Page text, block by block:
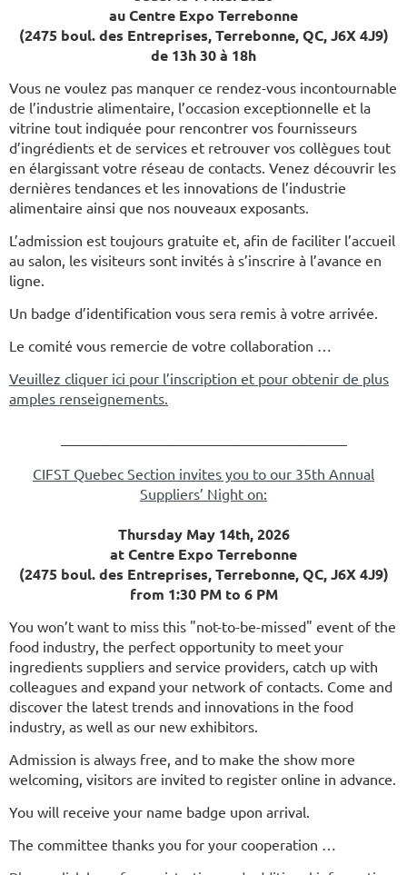
au Centre Expo Terrebonne
(2475 boul. des Entreprises, Terrebonne, QC, J6X 4J9)
de 13h 30 à 18h
Vous ne voulez pas manquer ce rendez-vous incontournable
de l’industrie alimentaire, l’occasion exceptionnelle et la
vitrine tout indiquée pour rencontrer vos fournisseurs
d’ingrédients et de services et retrouver vos collègues tout
en élargissant votre réseau de contacts. Venez découvrir les
dernières tendances et les innovations de l’industrie
alimentaire ainsi que nos nouveaux exposants.
L’admission est toujours gratuite et, afin de faciliter l’accueil
au salon, les visiteurs sont invités à s’inscrire à l’avance en
ligne.
Un badge d’identification vous sera remis à votre arrivée.
Le comité vous remercie de votre collaboration …
Veuillez cliquer ici pour l’inscription et pour obtenir de plus
amples renseignements.
CIFST Quebec Section invites you to our 35th Annual
Suppliers’ Night on:
Thursday May 14th, 2026
at Centre Expo Terrebonne
(2475 boul. des Entreprises, Terrebonne, QC, J6X 4J9)
from 1:30 PM to 6 PM
You won’t want to miss this "not-to-be-missed" event of the
food industry, the perfect opportunity to meet your
ingredients suppliers and service providers, catch up with
colleagues and expand your network of contacts. Come and
discover the latest trends and innovations in the food
industry, as well as our new exhibitors.
Admission is always free, and to make the show more
welcoming, visitors are invited to register online in advance.
You will receive your name badge upon arrival.
The committee thanks you for your cooperation …